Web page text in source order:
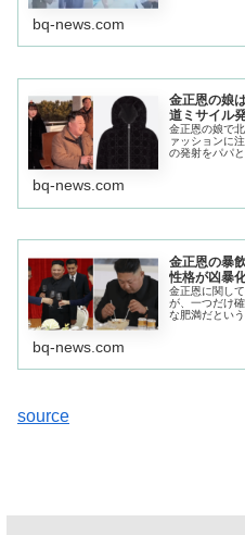
bq-news.com
金正恩の娘
道ミサイル
金正恩の娘で
ァッションに
の発射をパパ
bq-news.com
金正恩の暴
性格が凶暴
金正恩に関し
が、一つだけ
な肥満だとい
bq-news.com
source